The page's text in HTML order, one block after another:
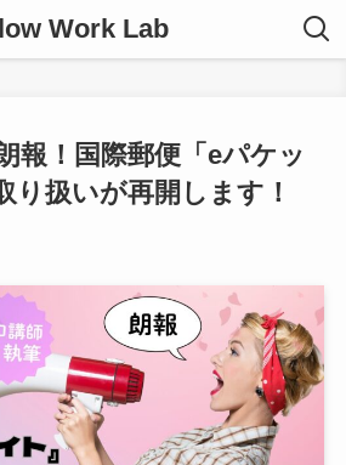
Work Lab
報！国際郵便「eパケッ
り扱いが再開します！